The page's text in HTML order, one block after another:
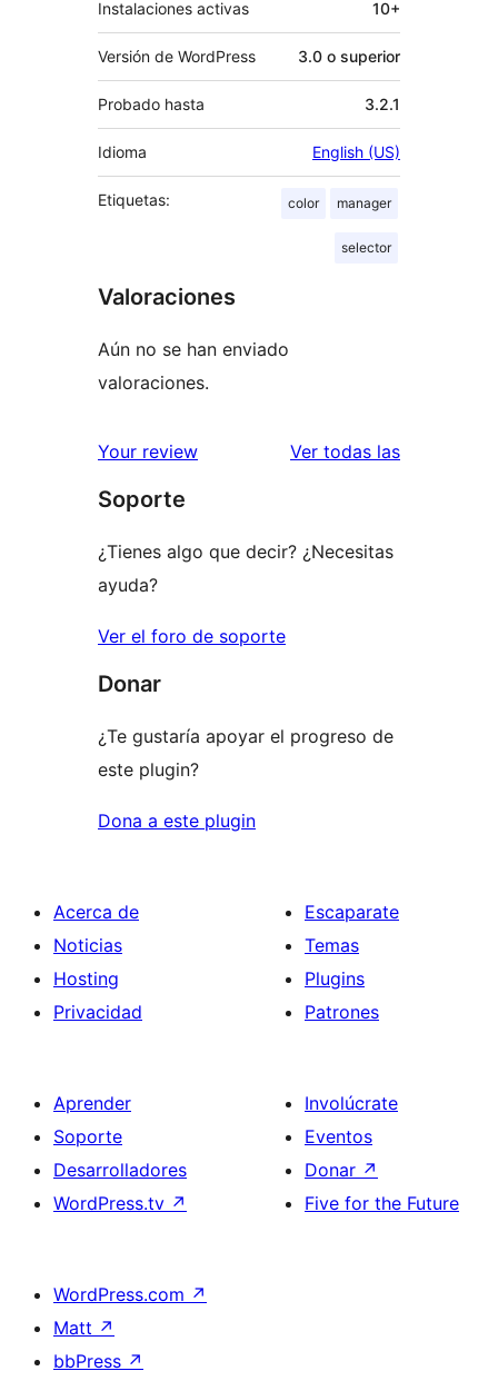
Instalaciones activas 10+
Versión de WordPress 3.0 o superior
Probado hasta 3.2.1
Idioma English (US)
Etiquetas: color manager
selector
Valoraciones
Aún no se han enviado
valoraciones.
Your review Ver todas las
Soporte
¿Tienes algo que decir? ¿Necesitas
ayuda?
Ver el foro de soporte
Donar
¿Te gustaría apoyar el progreso de
este plugin?
Dona a este plugin
Acerca de
Noticias
Hosting
Privacidad
Escaparate
Temas
Plugins
Patrones
Aprender
Soporte
Desarrolladores
WordPress.tv ↗
Involúcrate
Eventos
Donar ↗
Five for the Future
WordPress.com ↗
Matt ↗
bbPress ↗